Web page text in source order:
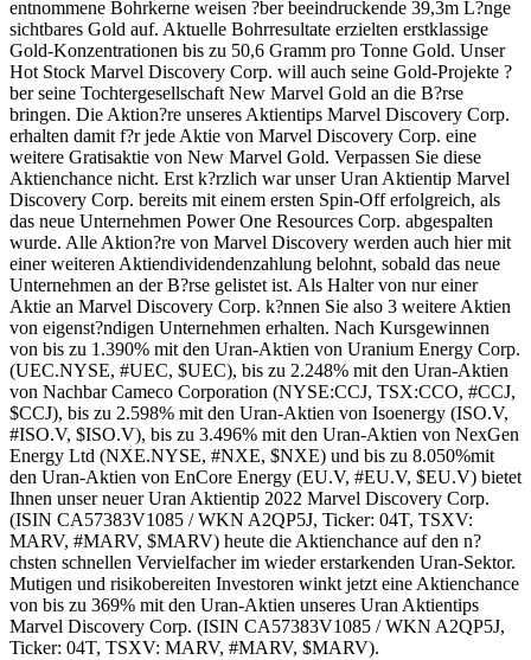
entnommene Bohrkerne weisen ?ber beeindruckende 39,3m L?nge
sichtbares Gold auf. Aktuelle Bohrresultate erzielten erstklassige
Gold-Konzentrationen bis zu 50,6 Gramm pro Tonne Gold. Unser
Hot Stock Marvel Discovery Corp. will auch seine Gold-Projekte ?
ber seine Tochtergesellschaft New Marvel Gold an die B?rse
bringen. Die Aktion?re unseres Aktientips Marvel Discovery Corp.
erhalten damit f?r jede Aktie von Marvel Discovery Corp. eine
weitere Gratisaktie von New Marvel Gold. Verpassen Sie diese
Aktienchance nicht. Erst k?rzlich war unser Uran Aktientip Marvel
Discovery Corp. bereits mit einem ersten Spin-Off erfolgreich, als
das neue Unternehmen Power One Resources Corp. abgespalten
wurde. Alle Aktion?re von Marvel Discovery werden auch hier mit
einer weiteren Aktiendividendenzahlung belohnt, sobald das neue
Unternehmen an der B?rse gelistet ist. Als Halter von nur einer
Aktie an Marvel Discovery Corp. k?nnen Sie also 3 weitere Aktien
von eigenst?ndigen Unternehmen erhalten. Nach Kursgewinnen
von bis zu 1.390% mit den Uran-Aktien von Uranium Energy Corp.
(UEC.NYSE, #UEC, $UEC), bis zu 2.248% mit den Uran-Aktien
von Nachbar Cameco Corporation (NYSE:CCJ, TSX:CCO, #CCJ,
$CCJ), bis zu 2.598% mit den Uran-Aktien von Isoenergy (ISO.V,
#ISO.V, $ISO.V), bis zu 3.496% mit den Uran-Aktien von NexGen
Energy Ltd (NXE.NYSE, #NXE, $NXE) und bis zu 8.050%mit
den Uran-Aktien von EnCore Energy (EU.V, #EU.V, $EU.V) bietet
Ihnen unser neuer Uran Aktientip 2022 Marvel Discovery Corp.
(ISIN CA57383V1085 / WKN A2QP5J, Ticker: 04T, TSXV:
MARV, #MARV, $MARV) heute die Aktienchance auf den n?
chsten schnellen Vervielfacher im wieder erstarkenden Uran-Sektor.
Mutigen und risikobereiten Investoren winkt jetzt eine Aktienchance
von bis zu 369% mit den Uran-Aktien unseres Uran Aktientips
Marvel Discovery Corp. (ISIN CA57383V1085 / WKN A2QP5J,
Ticker: 04T, TSXV: MARV, #MARV, $MARV).